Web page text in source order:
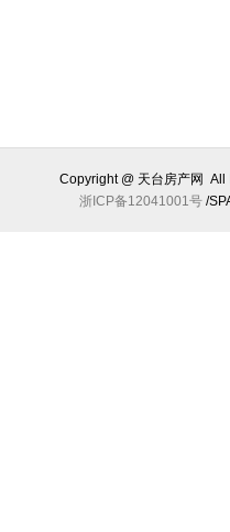
Copyright @ 天台房产网 All
浙ICP备12041001号 /